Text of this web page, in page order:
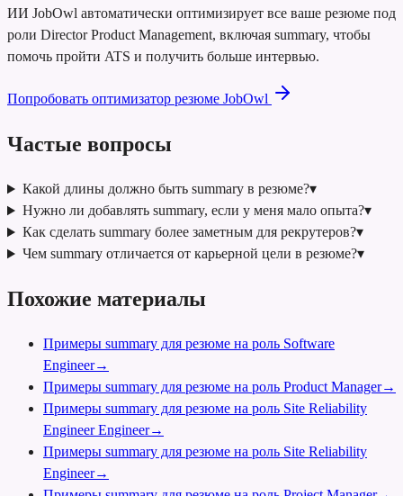
ИИ JobOwl автоматически оптимизирует все ваше резюме под
роли Director Product Management, включая summary, чтобы
помочь пройти ATS и получить больше интервью.
Попробовать оптимизатор резюме JobOwl
Частые вопросы
Какой длины должно быть summary в резюме?▾
Нужно ли добавлять summary, если у меня мало опыта?▾
Как сделать summary более заметным для рекрутеров?▾
Чем summary отличается от карьерной цели в резюме?▾
Похожие материалы
Примеры summary для резюме на роль Software
Engineer→
Примеры summary для резюме на роль Product Manager→
Примеры summary для резюме на роль Site Reliability
Engineer Engineer→
Примеры summary для резюме на роль Site Reliability
Engineer→